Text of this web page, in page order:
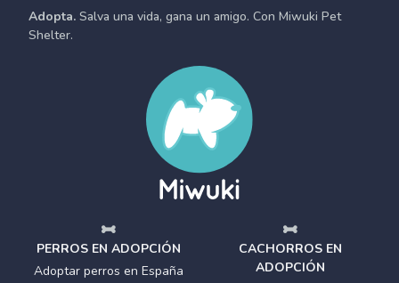
Adopta. Salva una vida, gana un amigo. Con Miwuki Pet
Shelter.
PERROS EN ADOPCIÓN
Adoptar perros en España
CACHORROS EN
ADOPCIÓN